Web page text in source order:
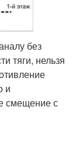
без
тяги, нельзя
и
смещение с